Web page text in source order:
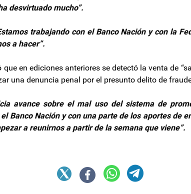
desvirtuado mucho”.
trabajando con el Banco Nación y con la
a hacer”.
en ediciones anteriores se detectó la venta de
una denuncia penal por el presunto delito de
avance sobre el mal uso del sistema de
Banco Nación y con una parte de los aportes de
a reunirnos a partir de la semana que viene”.
por el acuerdo con el FMI: qué países son vitales para la
Judiciales protestan frente a la Corte de Justicia